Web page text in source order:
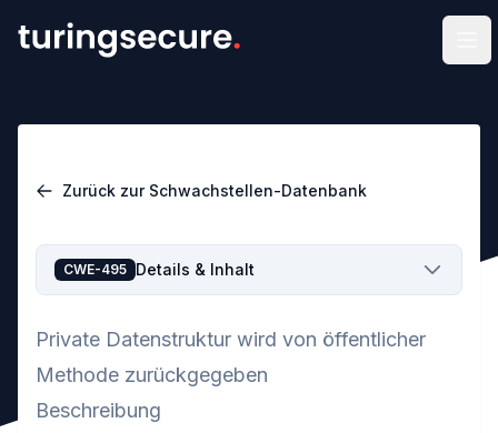
Zurück zur Schwachstellen-Datenbank
CWE-495 Details & Inhalt
Private Datenstruktur wird von öffentlicher
Methode zurückgegeben
Beschreibung